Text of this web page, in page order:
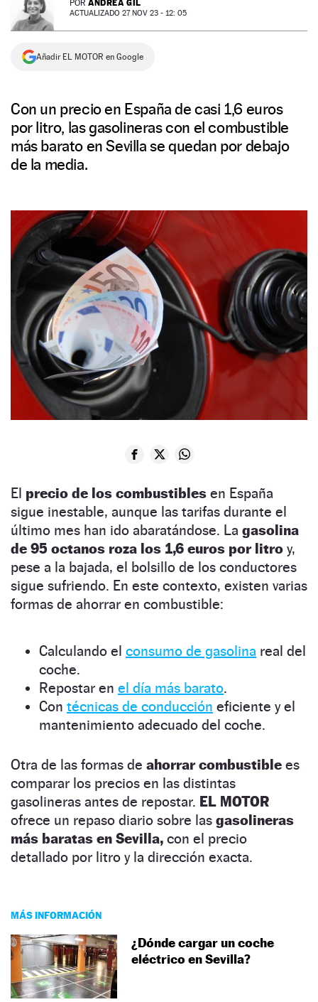
NEWSLETTER
SÍGUENOS
POR ANDREA GIL
ACTUALIZADO 27 NOV 23 - 12: 05
Añadir EL MOTOR en Google
Con un precio en España de casi 1,6 euros
por litro, las gasolineras con el combustible
más barato en Sevilla se quedan por debajo
de la media.
El precio de los combustibles en España
sigue inestable, aunque las tarifas durante el
último mes han ido abaratándose. La gasolina
de 95 octanos roza los 1,6 euros por litro y,
pese a la bajada, el bolsillo de los conductores
sigue sufriendo. En este contexto, existen varias
formas de ahorrar en combustible:
Calculando el consumo de gasolina real del
coche.
Repostar en el día más barato.
Con técnicas de conducción eficiente y el
mantenimiento adecuado del coche.
Otra de las formas de ahorrar combustible es
comparar los precios en las distintas
gasolineras antes de repostar. EL MOTOR
ofrece un repaso diario sobre las gasolineras
más baratas en Sevilla, con el precio
detallado por litro y la dirección exacta.
MÁS INFORMACIÓN
¿Dónde cargar un coche
eléctrico en Sevilla?